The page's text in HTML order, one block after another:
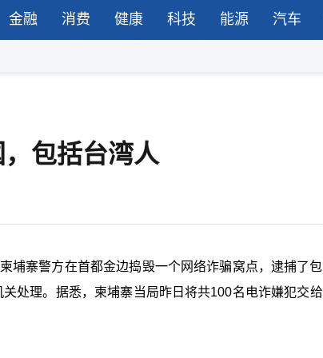
金融 消费 健康 科技 能源 汽车
包括台湾人
埔寨警方在首都金边捣毁一个网络诈骗窝点，逮捕了包
处理。据悉，柬埔寨当局昨日将共100名电诈嫌犯交给